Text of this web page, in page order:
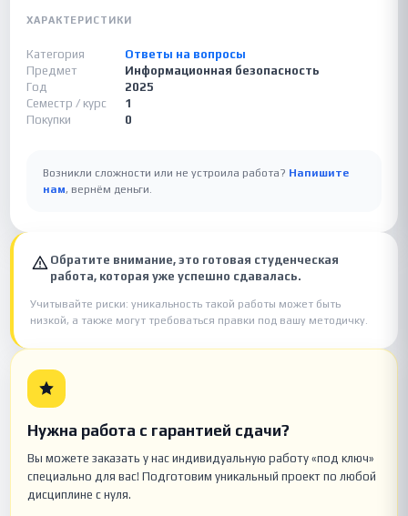
ХАРАКТЕРИСТИКИ
Категория
Ответы на вопросы
Предмет
Информационная безопасность
Год
2025
Семестр / курс
1
Покупки
0
Возникли сложности или не устроила работа? Напишите
нам, вернём деньги.
Обратите внимание, это готовая студенческая
работа, которая уже успешно сдавалась.
Учитывайте риски: уникальность такой работы может быть
низкой, а также могут требоваться правки под вашу методичку.
Нужна работа с гарантией сдачи?
Вы можете заказать у нас индивидуальную работу «под ключ»
специально для вас! Подготовим уникальный проект по любой
дисциплине с нуля.